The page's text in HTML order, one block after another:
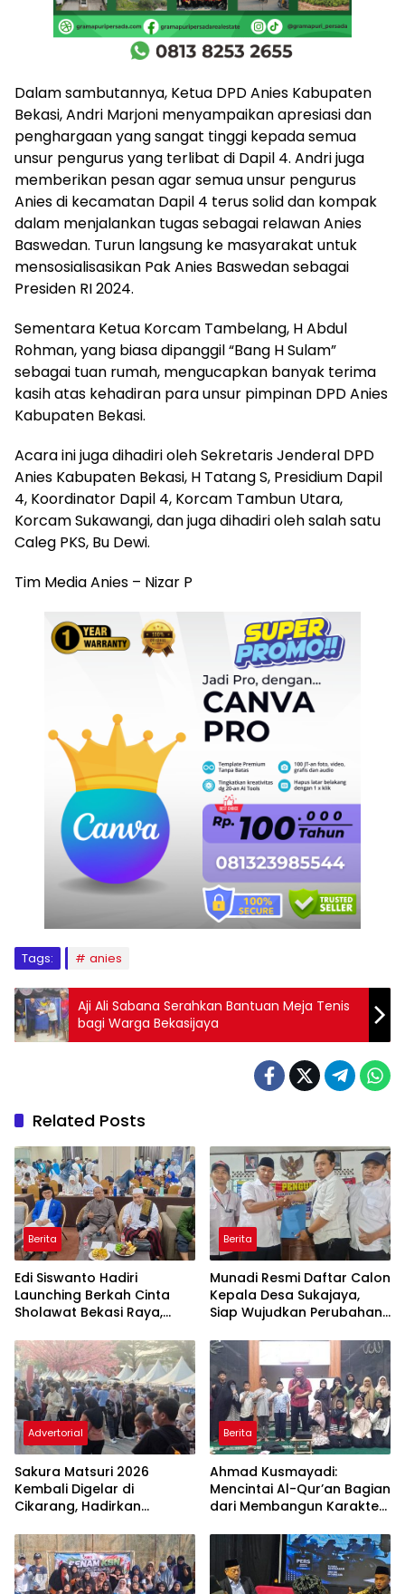
Dalam sambutannya, Ketua DPD Anies Kabupaten
Bekasi, Andri Marjoni menyampaikan apresiasi dan
penghargaan yang sangat tinggi kepada semua
unsur pengurus yang terlibat di Dapil 4. Andri juga
memberikan pesan agar semua unsur pengurus
Anies di kecamatan Dapil 4 terus solid dan kompak
dalam menjalankan tugas sebagai relawan Anies
Baswedan. Turun langsung ke masyarakat untuk
mensosialisasikan Pak Anies Baswedan sebagai
Presiden RI 2024.
Sementara Ketua Korcam Tambelang, H Abdul
Rohman, yang biasa dipanggil “Bang H Sulam”
sebagai tuan rumah, mengucapkan banyak terima
kasih atas kehadiran para unsur pimpinan DPD Anies
Kabupaten Bekasi.
Acara ini juga dihadiri oleh Sekretaris Jenderal DPD
Anies Kabupaten Bekasi, H Tatang S, Presidium Dapil
4, Koordinator Dapil 4, Korcam Tambun Utara,
Korcam Sukawangi, dan juga dihadiri oleh salah satu
Caleg PKS, Bu Dewi.
Tim Media Anies – Nizar P
Tags: anies
Aji Ali Sabana Serahkan Bantuan Meja Tenis
bagi Warga Bekasijaya
Related Posts
Berita
Edi Siswanto Hadiri
Launching Berkah Cinta
Sholawat Bekasi Raya,
yang Amanah
Berita
Munadi Resmi Daftar Calon
Kepala Desa Sukajaya,
Siap Wujudkan Perubahan
Advertorial
Sakura Matsuri 2026
Kembali Digelar di
Cikarang, Hadirkan
Indonesia dan Jepang
Berita
Ahmad Kusmayadi:
Mencintai Al-Qur’an Bagian
dari Membangun Karakter